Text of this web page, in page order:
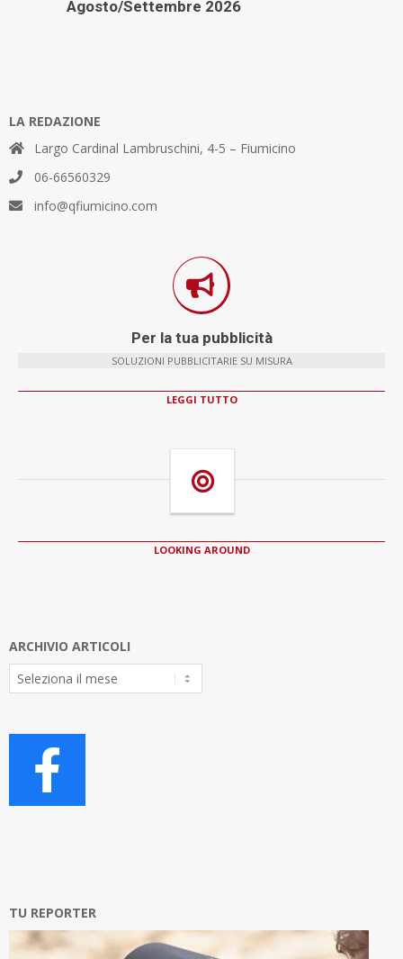
Agosto/Settembre 2026
LA REDAZIONE
Largo Cardinal Lambruschini, 4-5 – Fiumicino
06-66560329
info@qfiumicino.com
Per la tua pubblicità
SOLUZIONI PUBBLICITARIE SU MISURA
LEGGI TUTTO
LOOKING AROUND
ARCHIVIO ARTICOLI
Archivio
Articoli
TU REPORTER